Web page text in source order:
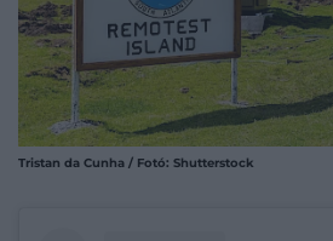
Tristan da Cunha / Fotó: Shutterstock